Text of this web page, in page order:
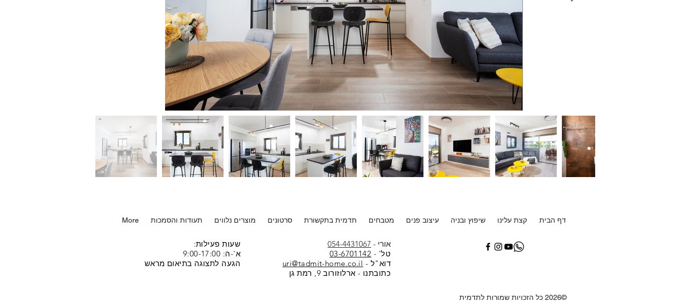
דף הבית קצת עלינו שיפוץ ובניה עיצוב פנים מטבחים תדמית בתקשורת סרטונים מוצרים נלווים תעודות והסמכות More
שעות פעילות:
א'-ה: 9:00-17:00
הגעה לתצוגה בתיאום מראש
אורי - 054-4431067
טל' -
03-6701142
דוא"ל - uri@tadmit-home.co.il
כתובתנו - ארלוזורוב 9, רמת גן
©2026 כל הזכויות שמורות לתדמית